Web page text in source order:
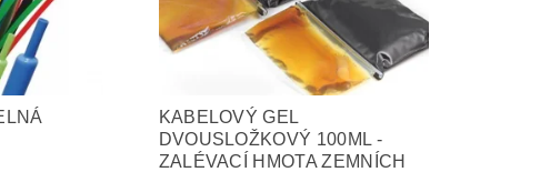
KABELOVÝ GEL
DVOUSLOŽKOVÝ 100ML -
ZALÉVACÍ HMOTA ZEMNÍCH